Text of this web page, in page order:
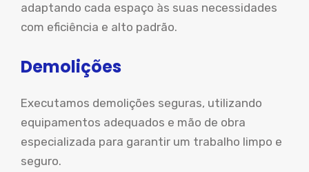
adaptando cada espaço às suas necessidades
com eficiência e alto padrão.
Demolições
Executamos demolições seguras, utilizando
equipamentos adequados e mão de obra
especializada para garantir um trabalho limpo e
seguro.